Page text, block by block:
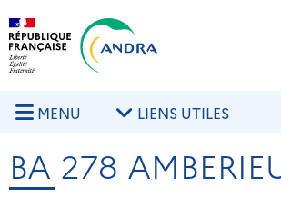
Aller au contenu principal
MENU LIENS UTILES
BA 278